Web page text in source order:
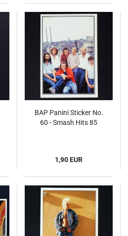
BAP Panini Sticker No.
60 - Smash Hits 85
1,90 EUR